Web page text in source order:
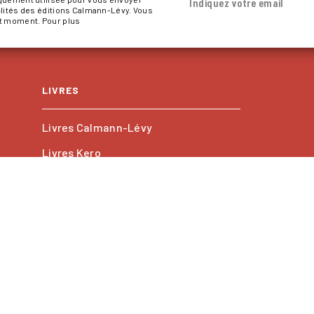
des éditions Calmann-Lévy. Vous
moment. Pour plus
Indiquez votre email
LIVRES
Livres Calmann-Lévy
Livres Kero